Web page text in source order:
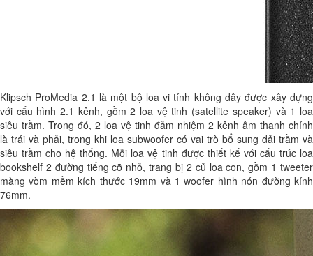
Klipsch ProMedia 2.1 là một bộ loa vi tính không dây được xây dựng
với cấu hình 2.1 kênh, gồm 2 loa vệ tinh (satellite speaker) và 1 loa
siêu trầm. Trong đó, 2 loa vệ tinh đảm nhiệm 2 kênh âm thanh chính
là trái và phải, trong khi loa subwoofer có vai trò bổ sung dải trầm và
siêu trầm cho hệ thống. Mỗi loa vệ tinh được thiết kế với cấu trúc loa
bookshelf 2 đường tiếng cỡ nhỏ, trang bị 2 củ loa con, gồm 1 tweeter
màng vòm mềm kích thước 19mm và 1 woofer hình nón đường kính
76mm.